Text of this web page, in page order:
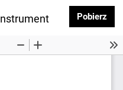
realizacji praw
Pobierz